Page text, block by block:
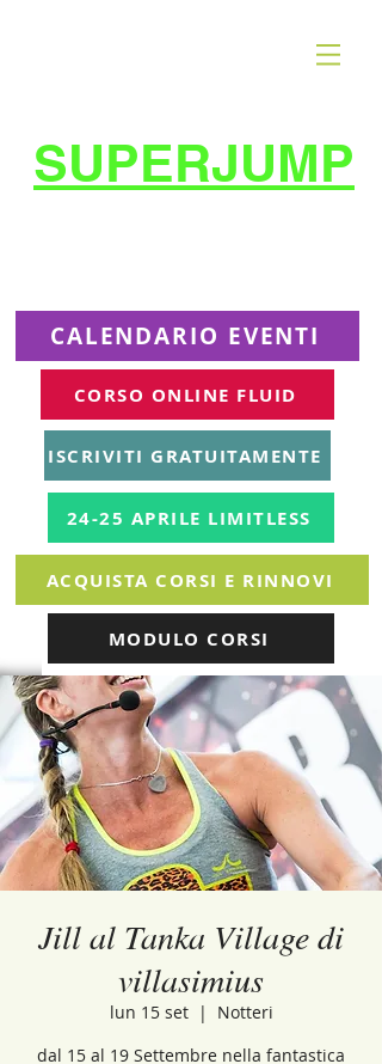
SUPERJUMP
CALENDARIO EVENTI
CORSO ONLINE FLUID
ISCRIVITI GRATUITAMENTE
24-25 APRILE LIMITLESS
ACQUISTA CORSI E RINNOVI
MODULO CORSI
Jill al Tanka Village di
villasimius
lun 15 set
  |
Notteri
dal 15 al 19 Settembre nella fantastica